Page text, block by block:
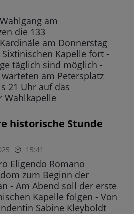
am
die 133
am Donnerstag
Kapelle fort -
täglich sind möglich -
am Petersplatz
21 Uhr auf das
Wahlkapelle
historische Stunde
15:41
Eligendo Romano
zum Beginn der
- Am Abend soll der erste
Kapelle folgen - Von
Sabine Kleyboldt